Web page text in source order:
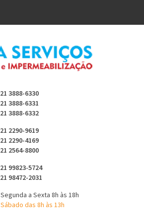
21 3888-6330
21 3888-6331
21 3888-6332
21 2290-9619
21 2290-4169
21 2564-8800
21 99823-5724
21 98472-2031
Segunda a Sexta 8h às 18h
Sábado das 8h às 13h